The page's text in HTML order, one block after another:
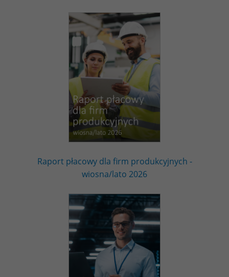
Raport płacowy dla firm produkcyjnych -
wiosna/lato 2026